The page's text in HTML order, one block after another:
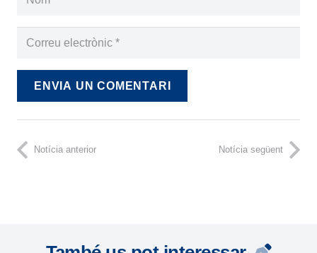
ENVIA UN COMENTARI
Notícia anterior Notícia següent